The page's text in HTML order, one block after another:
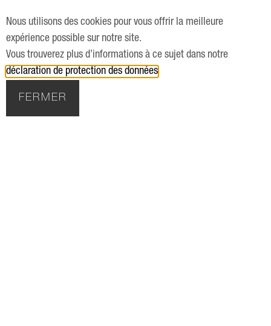
Nous utilisons des cookies pour vous offrir la meilleure
expérience possible sur notre site.
Vous trouverez plus d’informations à ce sujet dans notre
déclaration de protection des données
FERMER